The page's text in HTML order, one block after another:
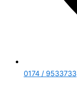
0174 / 9533733